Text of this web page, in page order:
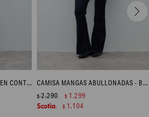
CAMISA RAYADA BORDADO EN CONTASTE - CELESTE CAMISA MANGAS ABULLONADAS - BLANCO
$2.290 $ 1.299
$ 1.104